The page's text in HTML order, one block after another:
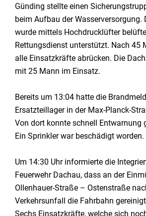
Günding stellte einen
beim Aufbau der Wasserversorgung.
wurde mittels Hochdrucklüfter
Rettungsdienst unterstützt. Nach 45
alle Einsatzkräfte abrücken. Die
mit 25 Mann im Einsatz.
Bereits um 13:04 hatte die
Ersatzteillager in der Max-Planck-
Von dort konnte schnell Entwarnung
Ein Sprinkler war beschädigt worden.
Um 14:30 Uhr informierte die
Feuerwehr Dachau, dass an der
Ollenhauer-Straße – Ostenstraße
Verkehrsunfall die Fahrbahn
Sechs Einsatzkräfte, welche sich